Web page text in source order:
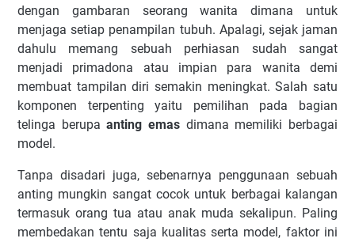
dengan gambaran seorang wanita dimana untuk
menjaga setiap penampilan tubuh. Apalagi, sejak jaman
dahulu memang sebuah perhiasan sudah sangat
menjadi primadona atau impian para wanita demi
membuat tampilan diri semakin meningkat. Salah satu
komponen terpenting yaitu pemilihan pada bagian
telinga berupa anting emas dimana memiliki berbagai
model.
Tanpa disadari juga, sebenarnya penggunaan sebuah
anting mungkin sangat cocok untuk berbagai kalangan
termasuk orang tua atau anak muda sekalipun. Paling
membedakan tentu saja kualitas serta model, faktor ini